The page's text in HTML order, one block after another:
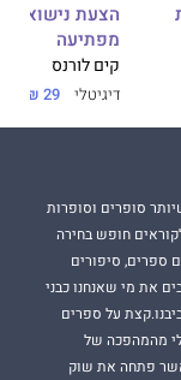
הצעת נישואים
מפתיעה
קים לורנס
דיגיטלי 29 ₪
סופרים וסופרות
חופש בחירה
ספרים, סיפורים
את מי שאנחנו כבני
על ספרים
מהמהפכה של
פתחה את שוק